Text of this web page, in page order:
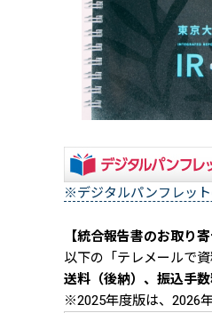
※デジタルパンフレッ
【統合報告書のお取り寄
以下の「テレメールで
送料（後納）、振込手数
※2025年度版は、2026